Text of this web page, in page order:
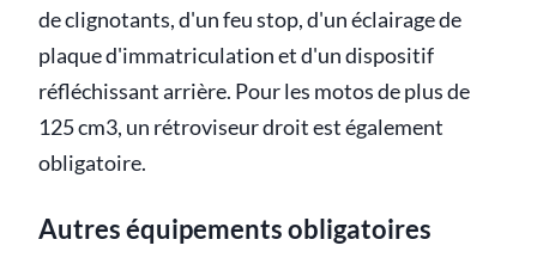
de clignotants, d'un feu stop, d'un éclairage de
plaque d'immatriculation et d'un dispositif
réfléchissant arrière. Pour les motos de plus de
125 cm3, un rétroviseur droit est également
obligatoire.
Autres équipements obligatoires